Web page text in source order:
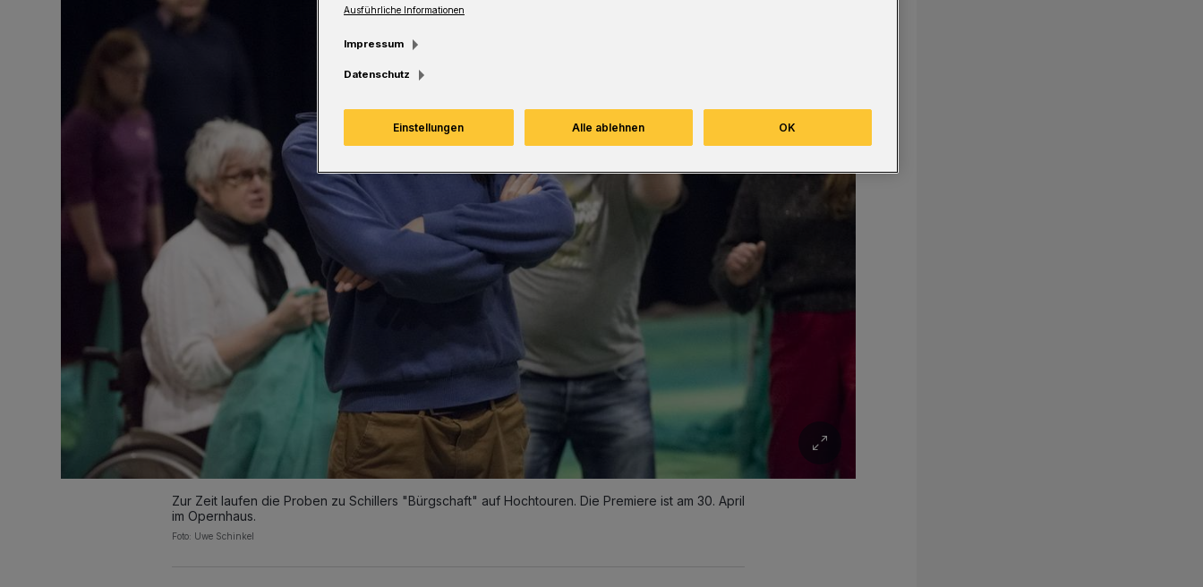
Zur Zeit laufen die Proben zu Schillers "Bürgschaft" auf Hochtouren. Die Premiere ist am 30. April
im Opernhaus.
Foto: Uwe Schinkel
Ausführliche Informationen
Impressum
Datenschutz
Einstellungen Alle ablehnen OK